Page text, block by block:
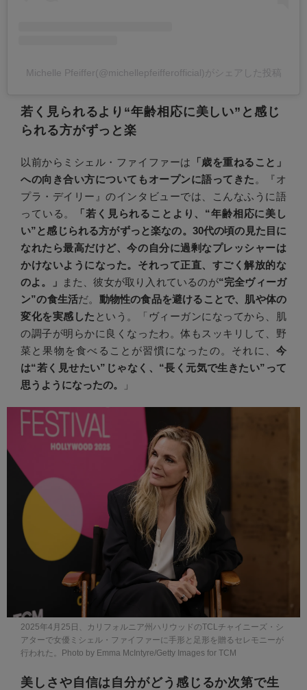
Michelle Pfeiffer(@michellepfeifferofficial)がシェアした投稿
若く見られるより“年齢相応に美しい”と感じ
られる方がずっと楽
以前からミシェル・ファイファーは 「歳を重ねること」
への向き合い方についてもオープンに語ってきた 。『オ
プラ・デイリー』のインタビューでは、こんなふうに語
っている。
「若く見られることより、“年齢相応に美し
い”と感じられる方がずっと楽なの。30代の頃の見た目に
なれたら最高だけど、今の自分に過剰なプレッシャーは
かけないようになった。それって正直、すごく解放的な
のよ。」
また、彼女が取り入れているのが“完全ヴィーガ
ン”の食生活だ。 動物性の食品を避けることで、肌や体の
変化を実感した という。「ヴィーガンになってから、肌
の調子が明らかに良くなったわ。体もスッキリして、野
菜と果物を食べることが習慣になったの。それに、 今
は“若く見せたい”じゃなく、“長く元気で生きたい”って
思うようになったの。
」
2025年4月25日、カリフォルニア州ハリウッドのTCLチャイニーズ・シ
アターで女優ミシェル・ファイファーに手形と足形を贈るセレモニーが
行われた。Photo by Emma McIntyre/Getty Images for TCM
美しさや自信は自分がどう感じるか次第で生